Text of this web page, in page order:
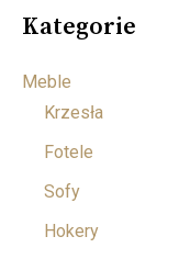
Kategorie
Meble
Krzesła
Fotele
Sofy
Hokery